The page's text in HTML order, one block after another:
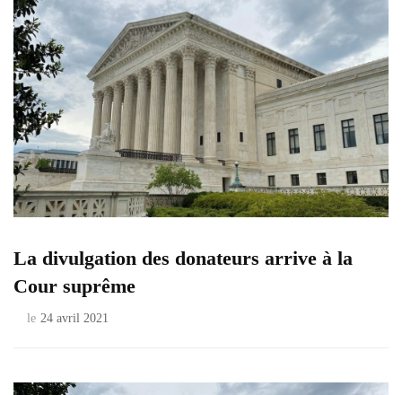
La divulgation des donateurs arrive à la
Cour suprême
le 24 avril 2021